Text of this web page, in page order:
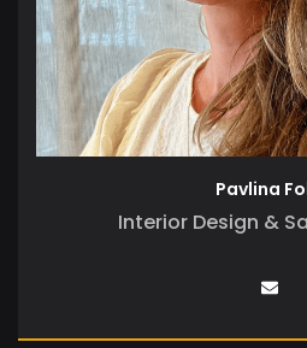
Pavlina
Interior Design &